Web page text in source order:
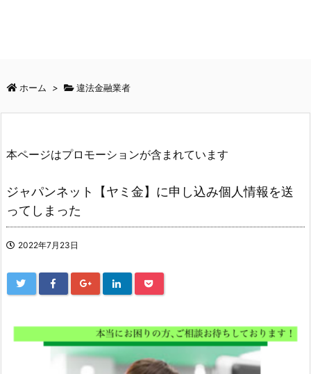
ホーム > 違法金融業者
本ページはプロモーションが含まれています
ジャパンネット【ヤミ金】に申し込み個人情報を送
ってしまった
2022年7月23日